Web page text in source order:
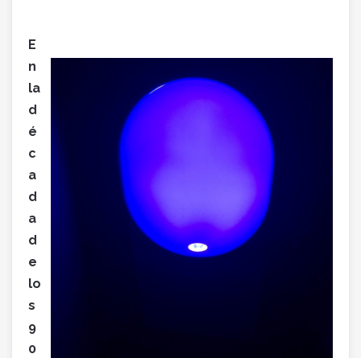
E
n
la
d
é
c
a
d
a
d
e
lo
s
9
0